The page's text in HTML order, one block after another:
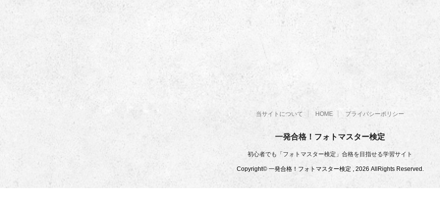
当サイトについて HOME プライバシーポリシー
一発合格！フォトマスター検定
初心者でも「フォトマスター検定」合格を目指せる学習サイト
Copyright© 一発合格！フォトマスター検定 , 2026 AllRights Reserved.